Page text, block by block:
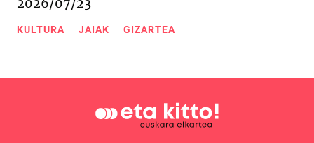
KULTURA JAIAK GIZARTEA